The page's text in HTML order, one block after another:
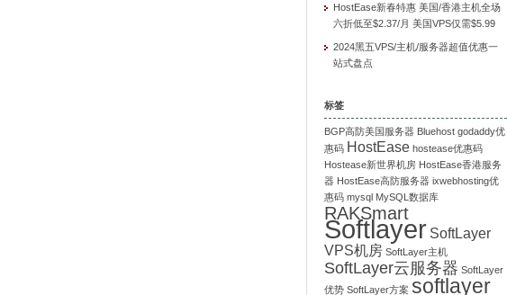
HostEase新春特惠 美国/香港主机全场
六折低至$2.37/月 美国VPS仅需$5.99
2024黑五VPS/主机/服务器超值优惠一
站式盘点
标签
BGP高防美国服务器 Bluehost godaddy优
惠码 HostEase hostease优惠码
Hostease新世界机房 HostEase香港服务
器 HostEase高防服务器 ixwebhosting优
惠码 mysql MySQL数据库
RAKSmart
Softlayer SoftLayer
VPS机房 SoftLayer主机
SoftLayer云服务器 SoftLayer
优势 SoftLayer方案 softlayer